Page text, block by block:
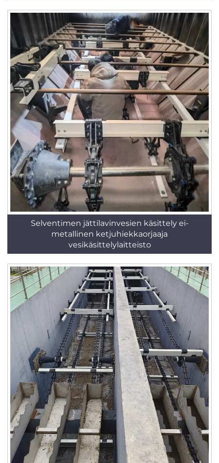
Selventimen jättilavinvesien käsittely ei-
metallinen ketjuhiekkaorjaaja
vesikäsittelylaitteisto